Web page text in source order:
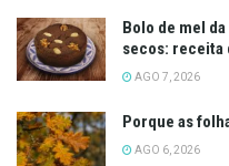
Bolo de mel
secos: receita
AGO 7, 2026
Porque as
AGO 6, 2026